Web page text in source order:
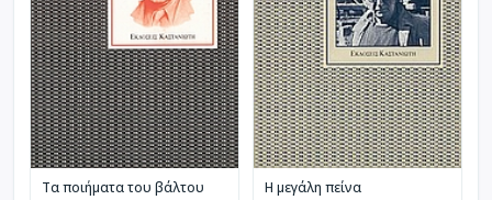
Τα ποιήματα του βάλτου Η μεγάλη πείνα